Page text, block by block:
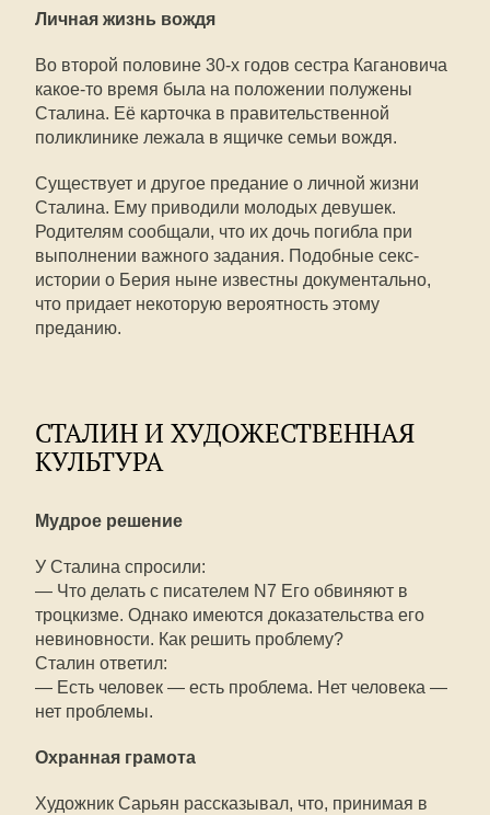
Личная жизнь вождя
Во второй половине 30-х годов сестра Кагановича
какое-то время была на положении полужены
Сталина. Её карточка в правительственной
поликлинике лежала в ящичке семьи вождя.
Существует и другое предание о личной жизни
Сталина. Ему приводили молодых девушек.
Родителям сообщали, что их дочь погибла при
выполнении важного задания. Подобные секс-
истории о Берия ныне известны документально,
что придает некоторую вероятность этому
преданию.
СТАЛИН И ХУДОЖЕСТВЕННАЯ
КУЛЬТУРА
Мудрое решение
У Сталина спросили:
— Что делать с писателем N7 Его обвиняют в
троцкизме. Однако имеются доказательства его
невиновности. Как решить проблему?
Сталин ответил:
— Есть человек — есть проблема. Нет человека —
нет проблемы.
Охранная грамота
Художник Сарьян рассказывал, что, принимая в